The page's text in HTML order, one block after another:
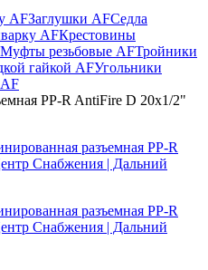
AFЗаглушки AFСедла
AFКрестовины
Муфты резьбовые AFТройники
гайкой AFУгольники
PP-R AntiFire D 20х1/2"